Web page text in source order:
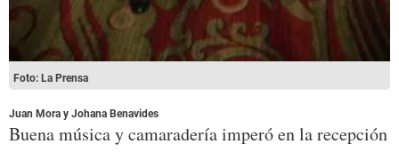
Foto: La Prensa
Juan Mora y Johana Benavides
Buena música y camaradería imperó en la recepción